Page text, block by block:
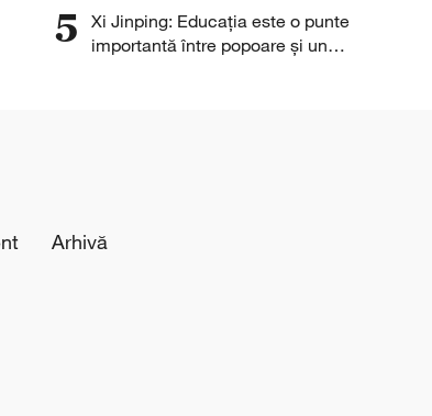
5
Xi Jinping: Educația este o punte
importantă între popoare și un
Arhivă